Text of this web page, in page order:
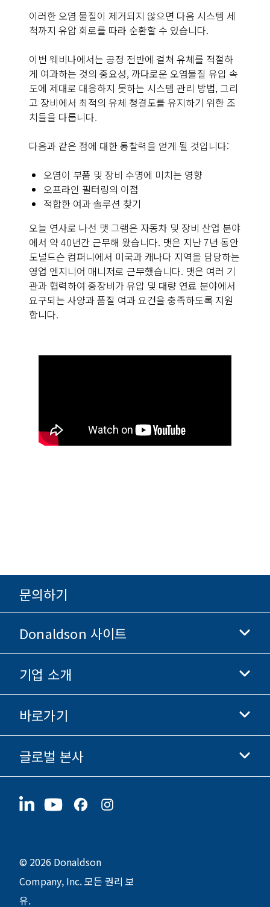
이러한 오염 물질이 제거되지 않으면 다음 시스템 세
척까지 유압 회로를 따라 순환할 수 있습니다.
이번 웨비나에서는 공정 전반에 걸쳐 유체를 적절하
게 여과하는 것의 중요성, 까다로운 오염물질 유입 속
도에 제대로 대응하지 못하는 시스템 관리 방법, 그리
고 장비에서 최적의 유체 청결도를 유지하기 위한 조
치들을 다룹니다.
다음과 같은 점에 대한 통찰력을 얻게 될 것입니다:
오염이 부품 및 장비 수명에 미치는 영향
오프라인 필터링의 이점
적합한 여과 솔루션 찾기
오늘 연사로 나선 맷 그램은 자동차 및 장비 산업 분야
에서 약 40년간 근무해 왔습니다. 맷은 지난 7년 동안
도널드슨 컴퍼니에서 미국과 캐나다 지역을 담당하는
영업 엔지니어 매니저로 근무했습니다. 맷은 여러 기
관과 협력하여 중장비가 유압 및 대량 연료 분야에서
요구되는 사양과 품질 여과 요건을 충족하도록 지원
합니다.
문의하기
Donaldson 사이트
Donaldson 생명과학
Donaldson 쇼핑
기업 소개
기업 정보
윤리 및 준법 경영
채용 정보
바로가기
투자자 정보
협력업체
지속가능성
글로벌 본사
1400 W 94th Street
© 2026 Donaldson
Company, Inc. 모든 권리 보
유.